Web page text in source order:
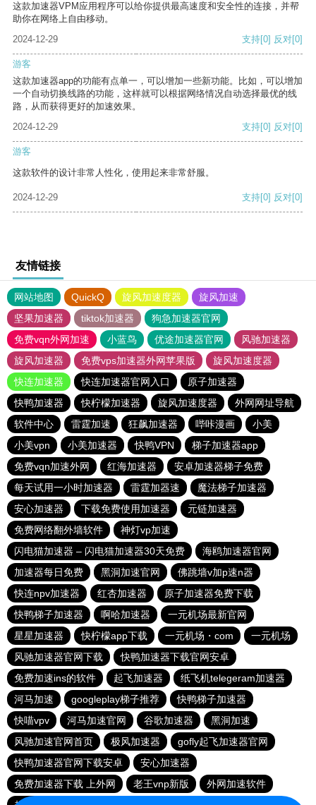
这款加速器VPM应用程序可以给你提供最高速度和安全性的连接，并帮
助你在网络上自由移动。
2024-12-29
支持[0] 反对[0]
游客
这款加速器app的功能有点单一，可以增加一些新功能。比如，可以增加
一个自动切换线路的功能，这样就可以根据网络情况自动选择最优的线
路，从而获得更好的加速效果。
2024-12-29
支持[0] 反对[0]
游客
这款软件的设计非常人性化，使用起来非常舒服。
2024-12-29 支持[0] 反对[0]
友情链接
网站地图 QuickQ 旋风加速度器
旋风加速
坚果加速器
tiktok加速器
狗急加速器官网
免费vqn外网加速
小蓝鸟 优途加速器官网
风驰加速器
旋风加速器
免费vps加速器外网苹果版
旋风加速度器
快连加速器
快连加速器官网入口
原子加速器
快鸭加速器
快柠檬加速器 旋风加速度器
外网网址导航
软件中心
雷霆加速 狂飙加速器 哔咔漫画
小美
小美vpn
小美加速器 快鸭VPN
梯子加速器app
免费vqn加速外网
红海加速器
安卓加速器梯子免费
每天试用一小时加速器
雷霆加器速
魔法梯子加速器
安心加速器
下载免费使用加速器
元链加速器
免费网络翻外墙软件
神灯vp加速
闪电猫加速器 – 闪电猫加速器30天免费
海鸥加速器官网
加速器每日免费
黑洞加速官网
佛跳墙v加p速n器
快连npv加速器
红杏加速器
原子加速器免费下载
快鸭梯子加速器
啊哈加速器
一元机场最新官网
星星加速器
快柠檬app下载 一元机场・com
一元机场
风驰加速器官网下载
快鸭加速器下载官网安卓
免费加速ins的软件
起飞加速器
纸飞机telegeram加速器
河马加速
googleplay梯子推荐
快鸭梯子加速器
快喵vpv
河马加速官网 谷歌加速器
黑洞加速
风驰加速官网首页
极风加速器
gofly起飞加速器官网
快鸭加速器官网下载安卓
安心加速器
免费加速器下载 上外网
老王vnp新版
外网加速软件